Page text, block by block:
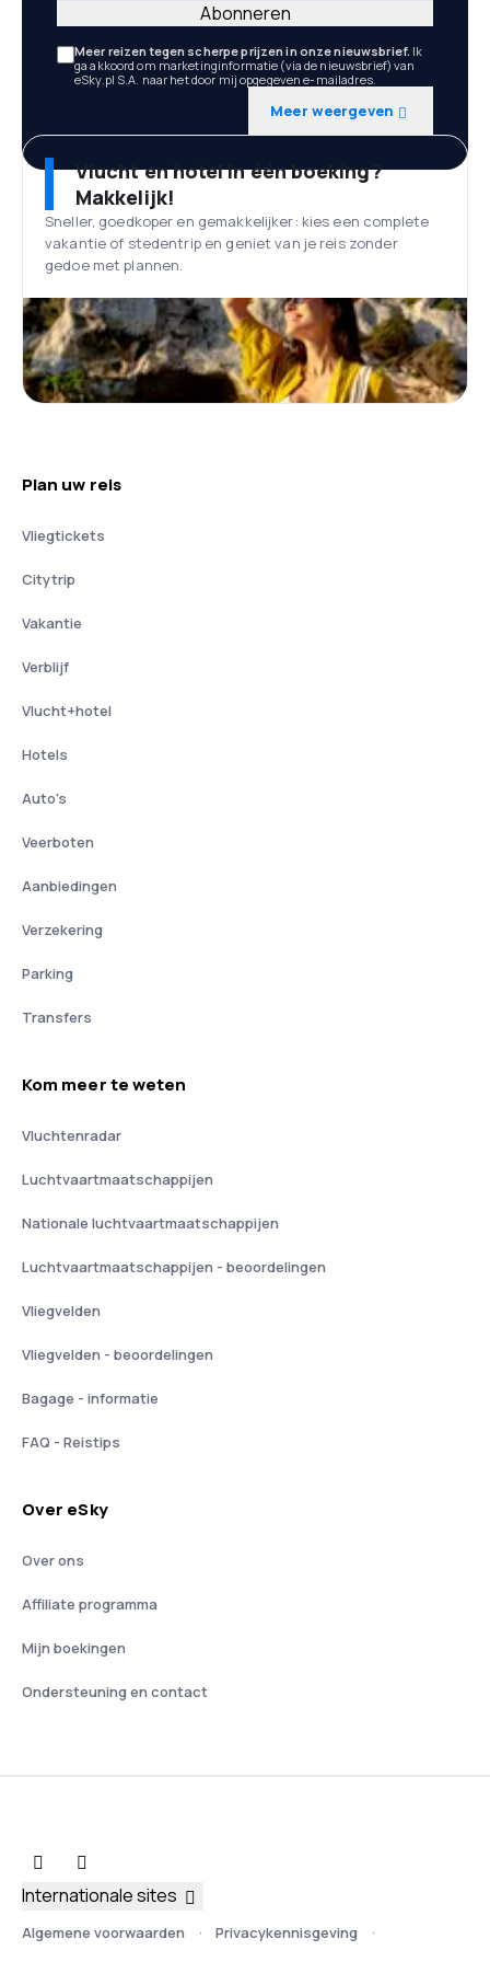
Meer reizen tegen scherpe prijzen in onze nieuwsbrief. Ik
ga akkoord om marketinginformatie (via de nieuwsbrief) van
eSky.pl S.A. naar het door mij opgegeven e-mailadres.
Meer weergeven
Abonneren
Vlucht en hotel in één boeking?
Makkelijk!
Sneller, goedkoper en gemakkelijker: kies een complete
vakantie of stedentrip en geniet van je reis zonder
gedoe met plannen.
Plan uw reis
Vliegtickets
Citytrip
Vakantie
Verblijf
Vlucht+hotel
Hotels
Auto's
Veerboten
Aanbiedingen
Verzekering
Parking
Transfers
Kom meer te weten
Vluchtenradar
Luchtvaartmaatschappijen
Nationale luchtvaartmaatschappijen
Luchtvaartmaatschappijen - beoordelingen
Vliegvelden
Vliegvelden - beoordelingen
Bagage - informatie
FAQ - Reistips
Over eSky
Over ons
Affiliate programma
Mijn boekingen
Ondersteuning en contact
Algemene voorwaarden Privacykennisgeving
Internationale sites